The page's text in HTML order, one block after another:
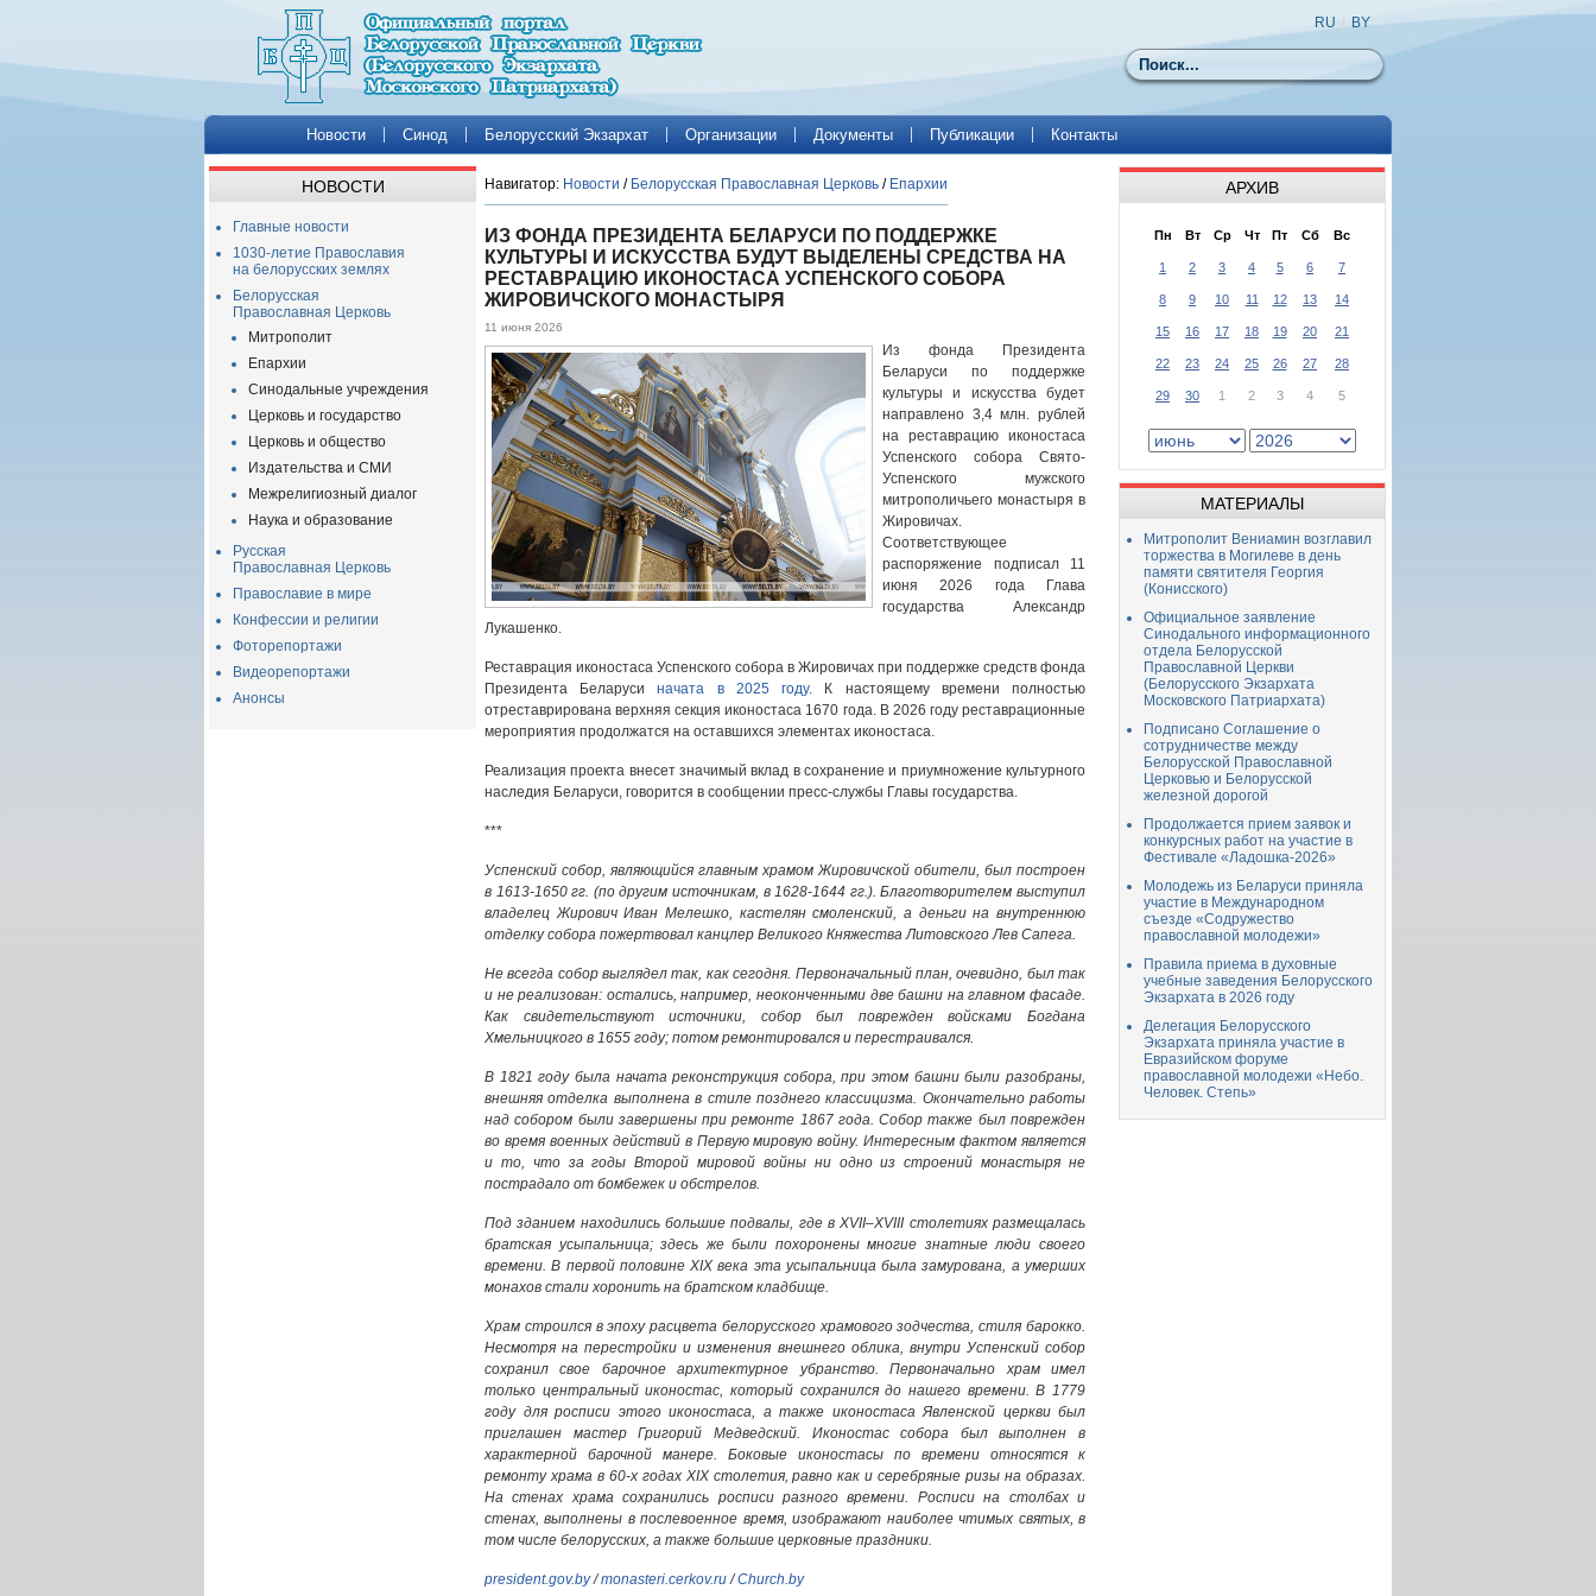
Поиск
RU BY
Новости Синод Белорусский Экзархат Организации Документы Публикации Контакты
НОВОСТИ
Главные новости
1030-летие Православия
на белорусских землях
Белорусская
Православная Церковь
Митрополит
Епархии
Синодальные учреждения
Церковь и государство
Церковь и общество
Издательства и СМИ
Межрелигиозный диалог
Наука и образование
Русская
Православная Церковь
Православие в мире
Конфессии и религии
Фоторепортажи
Видеорепортажи
Анонсы
Навигатор: Новости / Белорусская Православная Церковь / Епархии
ИЗ ФОНДА ПРЕЗИДЕНТА БЕЛАРУСИ ПО ПОДДЕРЖКЕ
КУЛЬТУРЫ И ИСКУССТВА БУДУТ ВЫДЕЛЕНЫ СРЕДСТВА НА
РЕСТАВРАЦИЮ ИКОНОСТАСА УСПЕНСКОГО СОБОРА
ЖИРОВИЧСКОГО МОНАСТЫРЯ
11 июня 2026
Из фонда Президента
Беларуси по поддержке
культуры и искусства будет
направлено 3,4 млн. рублей
на реставрацию иконостаса
Успенского собора Свято-
Успенского мужского
митрополичьего монастыря в
Жировичах.
Соответствующее
распоряжение подписал 11
июня 2026 года Глава
государства Александр
Лукашенко.
Реставрация иконостаса Успенского собора в Жировичах при поддержке средств фонда
Президента Беларусиначата в 2025 году. К настоящему времени полностью
отреставрирована верхняя секция иконостаса 1670 года. В 2026 году реставрационные
мероприятия продолжатся на оставшихся элементах иконостаса.
Реализация проекта внесет значимый вклад в сохранение и приумножение культурного
наследия Беларуси, говорится в сообщении пресс-службы Главы государства.
***
Успенский собор, являющийся главным храмом Жировичской обители, был построен
в 1613-1650 гг. (по другим источникам, в 1628-1644 гг.). Благотворителем выступил
владелец Жирович Иван Мелешко, кастелян смоленский, а деньги на внутреннюю
отделку собора пожертвовал канцлер Великого Княжества Литовского Лев Сапега.
Не всегда собор выглядел так, как сегодня. Первоначальный план, очевидно, был так
и не реализован: остались, например, неоконченными две башни на главном фасаде.
Как свидетельствуют источники, собор был поврежден войсками Богдана
Хмельницкого в 1655 году; потом ремонтировался и перестраивался.
В 1821 году была начата реконструкция собора, при этом башни были разобраны,
внешняя отделка выполнена в стиле позднего классицизма. Окончательно работы
над собором были завершены при ремонте 1867 года. Собор также был поврежден
во время военных действий в Первую мировую войну. Интересным фактом является
и то, что за годы Второй мировой войны ни одно из строений монастыря не
пострадало от бомбежек и обстрелов.
Под зданием находились большие подвалы, где в XVII–XVIII столетиях размещалась
братская усыпальница; здесь же были похоронены многие знатные люди своего
времени. В первой половине XIX века эта усыпальница была замурована, а умерших
монахов стали хоронить на братском кладбище.
Храм строился в эпоху расцвета белорусского храмового зодчества, стиля барокко.
Несмотря на перестройки и изменения внешнего облика, внутри Успенский собор
сохранил свое барочное архитектурное убранство. Первоначально храм имел
только центральный иконостас, который сохранился до нашего времени. В 1779
году для росписи этого иконостаса, а также иконостаса Явленской церкви был
приглашен мастер Григорий Медведский. Иконостас собора был выполнен в
характерной барочной манере. Боковые иконостасы по времени относятся к
ремонту храма в 60-х годах XIX столетия, равно как и серебряные ризы на образах.
На стенах храма сохранились росписи разного времени. Росписи на столбах и
стенах, выполнены в послевоенное время, изображают наиболее чтимых святых, в
том числе белорусских, а также большие церковные праздники.
president.gov.by/monasteri.cerkov.ru/Church.by
АРХИВ
Пн Вт Ср Чт Пт Сб Вс
1 2 3 4 5 6 7
8 9 10 11 12 13 14
15 16 17 18 19 20 21
22 23 24 25 26 27 28
29 30 1 2 3 4 5
МАТЕРИАЛЫ
Митрополит Вениамин возглавил
торжества в Могилеве в день
памяти святителя Георгия
(Конисского)
Официальное заявление
Синодального информационного
отдела Белорусской
Православной Церкви
(Белорусского Экзархата
Московского Патриархата)
Подписано Соглашение о
сотрудничестве между
Белорусской Православной
Церковью и Белорусской
железной дорогой
Продолжается прием заявок и
конкурсных работ на участие в
Фестивале «Ладошка-2026»
Молодежь из Беларуси приняла
участие в Международном
съезде «Содружество
православной молодежи»
Правила приема в духовные
учебные заведения Белорусского
Экзархата в 2026 году
Делегация Белорусского
Экзархата приняла участие в
Евразийском форуме
православной молодежи «Небо.
Человек. Степь»